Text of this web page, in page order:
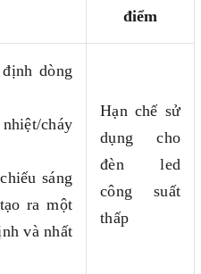
điểm
dòng
cháy
sáng
ra một
và nhất
Hạn chế sử
dụng cho
đèn led
công suất
thấp